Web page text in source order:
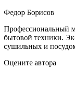
Федор Борисов
Профессиональный
бытовой техники.
сушильных и
Оцените автора